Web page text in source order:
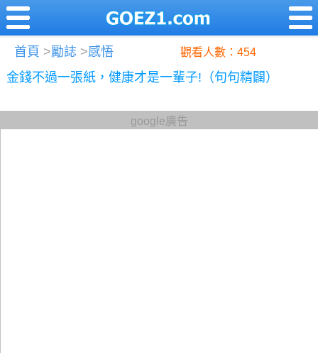
首頁 >勵誌 >感悟 觀看人數：454
金錢不過一張紙，健康才是一輩子!（句句精闢）
google廣告